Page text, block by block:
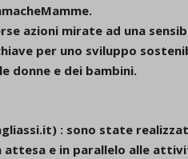
azioni mirate ad una
per uno sviluppo
donne e dei bambini.
: sono state
attesa e in parallelo alle